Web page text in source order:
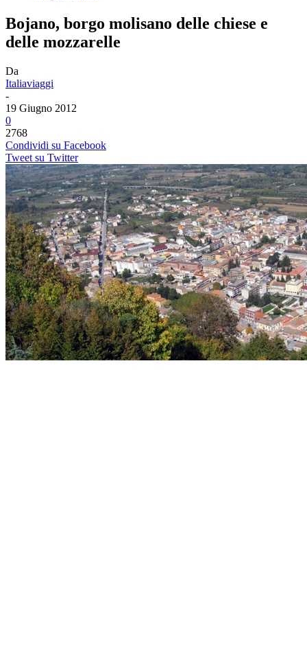
Bojano, borgo molisano delle chiese e
delle mozzarelle
Da
Italiaviaggi
-
19 Giugno 2012
0
2768
Condividi su Facebook
Tweet su Twitter